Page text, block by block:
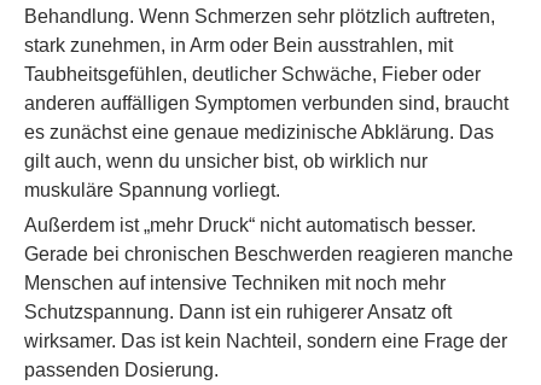
Behandlung. Wenn Schmerzen sehr plötzlich auftreten,
stark zunehmen, in Arm oder Bein ausstrahlen, mit
Taubheitsgefühlen, deutlicher Schwäche, Fieber oder
anderen auffälligen Symptomen verbunden sind, braucht
es zunächst eine genaue medizinische Abklärung. Das
gilt auch, wenn du unsicher bist, ob wirklich nur
muskuläre Spannung vorliegt.
Außerdem ist „mehr Druck“ nicht automatisch besser.
Gerade bei chronischen Beschwerden reagieren manche
Menschen auf intensive Techniken mit noch mehr
Schutzspannung. Dann ist ein ruhigerer Ansatz oft
wirksamer. Das ist kein Nachteil, sondern eine Frage der
passenden Dosierung.